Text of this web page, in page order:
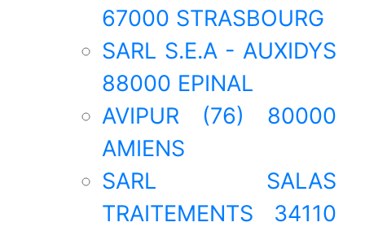
67000 STRASBOURG
SARL S.E.A - AUXIDYS
88000 EPINAL
AVIPUR (76) 80000
AMIENS
SARL SALAS
TRAITEMENTS 34110